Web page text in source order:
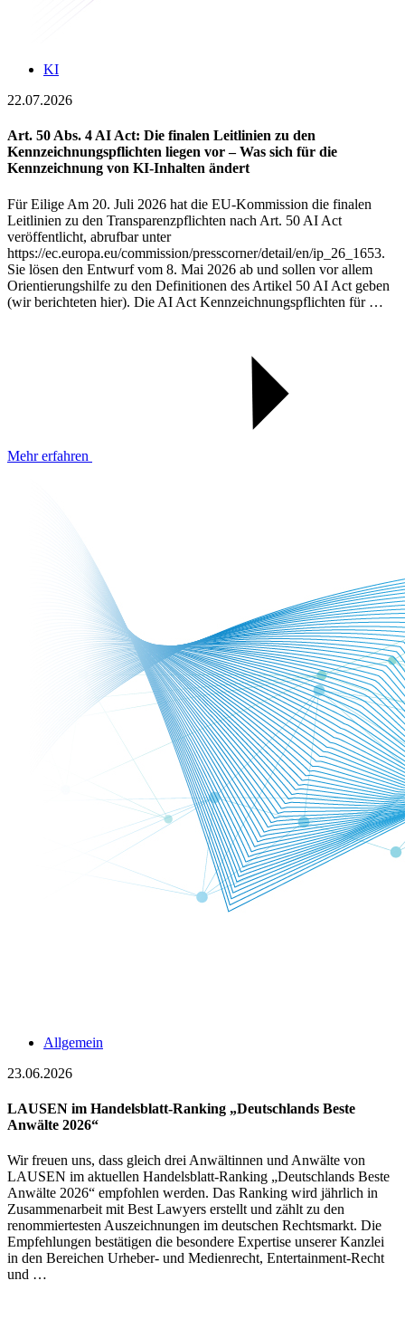
KI
22.07.2026
Art. 50 Abs. 4 AI Act: Die finalen Leitlinien zu den
Kennzeichnungspflichten liegen vor – Was sich für die
Kennzeichnung von KI-Inhalten ändert
Für Eilige Am 20. Juli 2026 hat die EU-Kommission die finalen
Leitlinien zu den Transparenzpflichten nach Art. 50 AI Act
veröffentlicht, abrufbar unter
https://ec.europa.eu/commission/presscorner/detail/en/ip_26_1653.
Sie lösen den Entwurf vom 8. Mai 2026 ab und sollen vor allem
Orientierungshilfe zu den Definitionen des Artikel 50 AI Act geben
(wir berichteten hier). Die AI Act Kennzeichnungspflichten für …
Mehr erfahren
Allgemein
23.06.2026
LAUSEN im Handelsblatt-Ranking „Deutschlands Beste
Anwälte 2026“
Wir freuen uns, dass gleich drei Anwältinnen und Anwälte von
LAUSEN im aktuellen Handelsblatt-Ranking „Deutschlands Beste
Anwälte 2026“ empfohlen werden. Das Ranking wird jährlich in
Zusammenarbeit mit Best Lawyers erstellt und zählt zu den
renommiertesten Auszeichnungen im deutschen Rechtsmarkt. Die
Empfehlungen bestätigen die besondere Expertise unserer Kanzlei
in den Bereichen Urheber- und Medienrecht, Entertainment-Recht
und …